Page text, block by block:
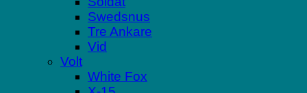
Swedsnus
Tre Ankare
Vid
Volt
White Fox